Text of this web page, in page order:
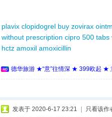
plavix clopidogrel buy zovirax
without prescription cipro 500 tabs
hctz amoxil amoxicillin
德华旅游 ★“意”往情深 ★ 399欧起 ★
发表于 2020-6-17 23:21 只看该作